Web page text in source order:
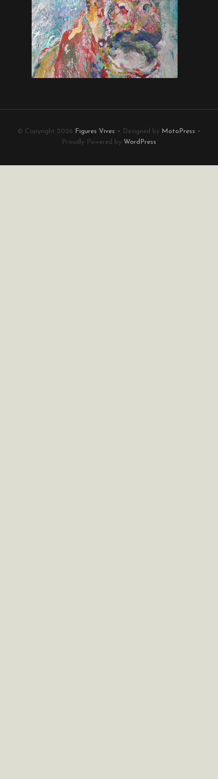
© Copyright 2026 Figures Vives • Designed by MotoPress •
Proudly Powered by WordPress